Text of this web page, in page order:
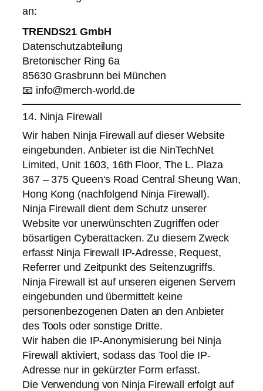
an:
TRENDS21 GmbH
Datenschutzabteilung
Bretonischer Ring 6a
85630 Grasbrunn bei München
📧 info@merch-world.de
14. Ninja Firewall
Wir haben Ninja Firewall auf dieser Website
eingebunden. Anbieter ist die NinTechNet
Limited, Unit 1603, 16th Floor, The L. Plaza
367 – 375 Queen‘s Road Central Sheung Wan,
Hong Kong (nachfolgend Ninja Firewall).
Ninja Firewall dient dem Schutz unserer
Website vor unerwünschten Zugriffen oder
bösartigen Cyberattacken. Zu diesem Zweck
erfasst Ninja Firewall IP-Adresse, Request,
Referrer und Zeitpunkt des Seitenzugriffs.
Ninja Firewall ist auf unseren eigenen Servern
eingebunden und übermittelt keine
personenbezogenen Daten an den Anbieter
des Tools oder sonstige Dritte.
Wir haben die IP-Anonymisierung bei Ninja
Firewall aktiviert, sodass das Tool die IP-
Adresse nur in gekürzter Form erfasst.
Die Verwendung von Ninja Firewall erfolgt auf